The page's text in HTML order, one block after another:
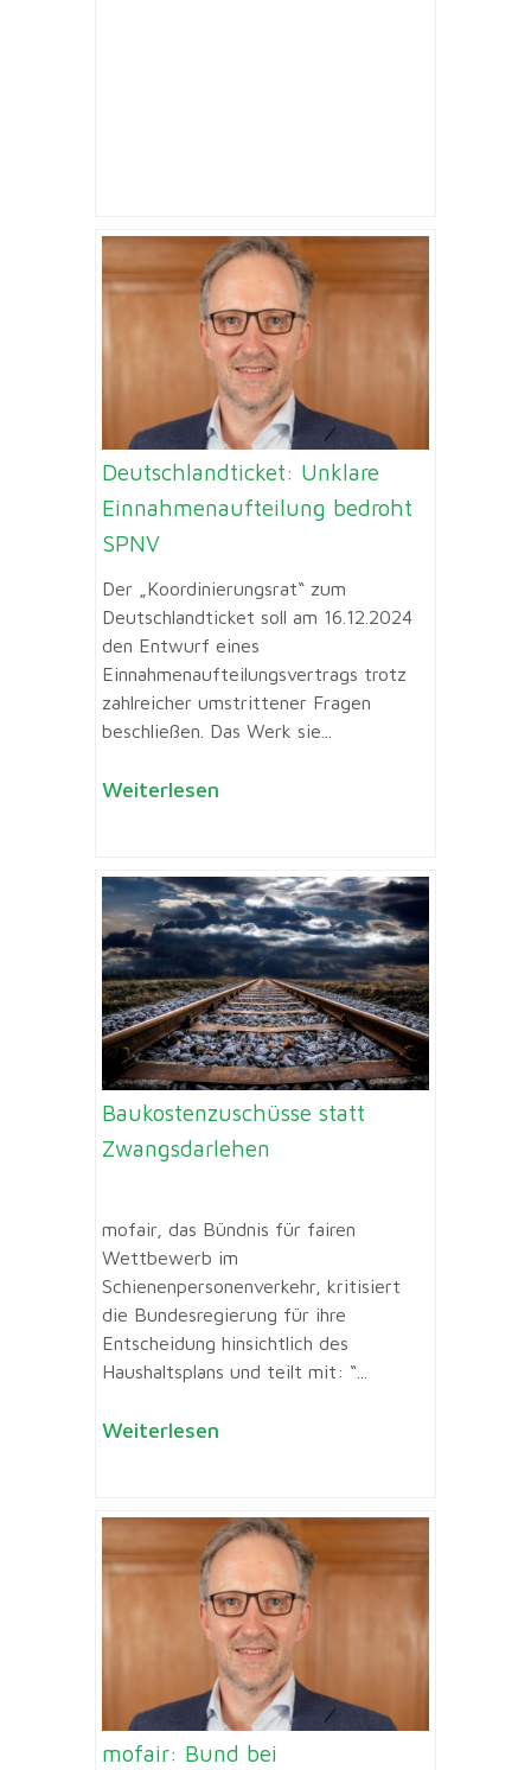
Deutschlandticket: Unklare
Einnahmenaufteilung bedroht
SPNV
Der „Koordinierungsrat“ zum
Deutschlandticket soll am 16.12.2024
den Entwurf eines
Einnahmenaufteilungsvertrags trotz
zahlreicher umstrittener Fragen
beschließen. Das Werk sie...
Weiterlesen
Baukostenzuschüsse statt
Zwangsdarlehen
mofair, das Bündnis für fairen
Wettbewerb im
Schienenpersonenverkehr, kritisiert
die Bundesregierung für ihre
Entscheidung hinsichtlich des
Haushaltsplans und teilt mit: “...
Weiterlesen
mofair: Bund bei